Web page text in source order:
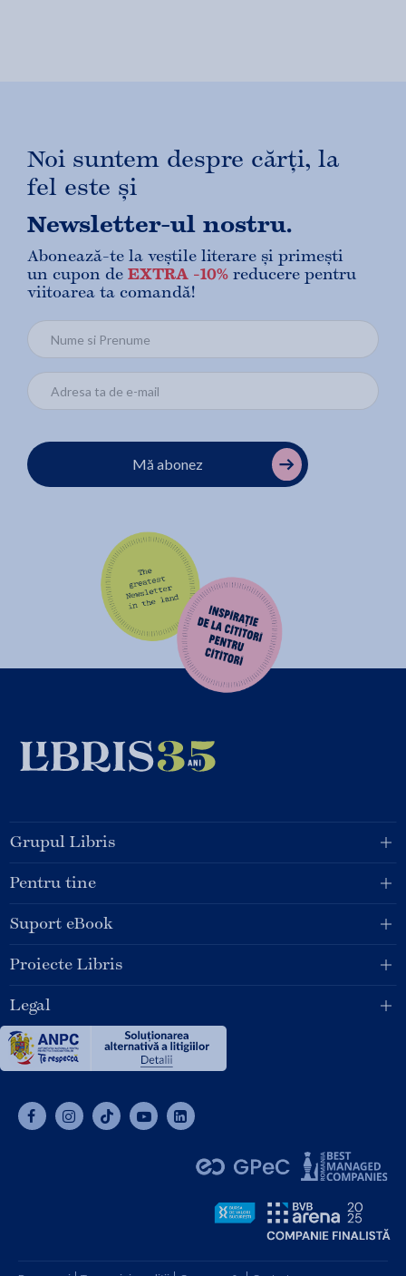
Noi suntem despre cărți, la
fel este și
Newsletter-ul nostru.
Abonează-te la veștile literare și primești
un cupon de EXTRA -10% reducere pentru
viitoarea ta comandă!
Mă abonez
Grupul Libris
Pentru tine
Suport eBook
Proiecte Libris
Legal